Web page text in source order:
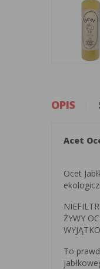
OPIS
Acet
Ocet
ŻYWY
To